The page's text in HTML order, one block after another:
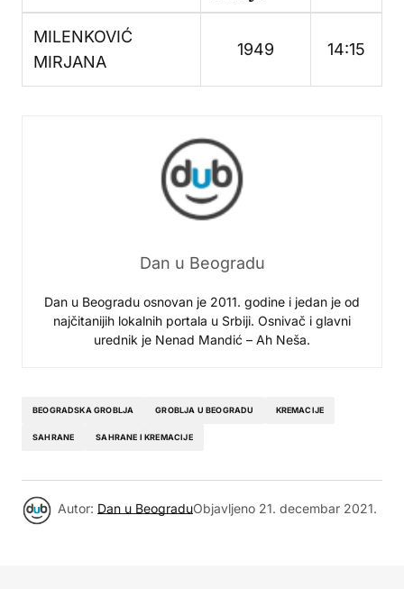
MILENKOVIĆ
MIRJANA
1949 14:15
Dan u Beogradu
Dan u Beogradu osnovan je 2011. godine i jedan je od
najčitanijih lokalnih portala u Srbiji. Osnivač i glavni
urednik je Nenad Mandić – Ah Neša.
BEOGRADSKA GROBLJA GROBLJA U BEOGRADU KREMACIJE
SAHRANE SAHRANE I KREMACIJE
Autor: Dan u BeograduObjavljeno 21. decembar 2021.